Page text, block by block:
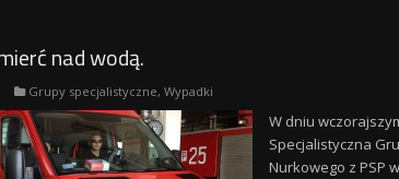
nad wodą.
Grupy specjalistyczne, Wypadki
W dniu
Specjalistyczna
Nurkowego z PSP